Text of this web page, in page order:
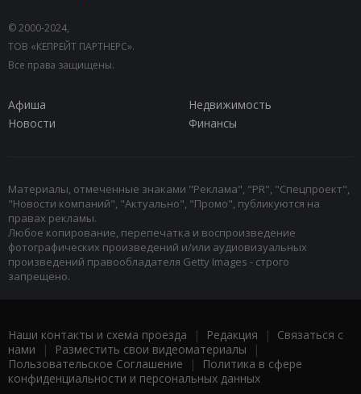
© 2000-2024,
ТОВ «КЕПРЕЙТ ПАРТНЕРС».
Все права защищены.
Афиша
Недвижимость
Новости
Финансы
Материалы, отмеченные знаками "Реклама", "PR", "Спецпроект",
"Новости компаний", "Актуально", "Промо", публикуются на
правах рекламы.
Любое копирование, перепечатка и воспроизведение
фотографических произведений и/или аудиовизуальных
произведений правообладателя Getty Images - строго
запрещено.
Наши контакты и схема проезда | Редакция | Связаться с
нами | Разместить свои видеоматериалы |
Пользовательское Соглашение |
Политика в сфере
конфиденциальности и персональных данных